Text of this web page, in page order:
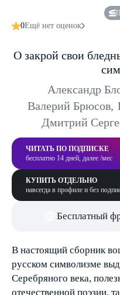
0Ещё нет оценок
О закрой свои
Александр
Валерий Брюсов,
Дмитрий
ЧИТАТЬ ПО ПОДПИСКЕ
бесплатно 14 дней, далее /мес
КУПИТЬ ОТДЕЛЬНО
навсегда в профиле и без
Бесплатный
В настоящий сборник
русском символизме
Серебряного века,
отечественной поэзии,